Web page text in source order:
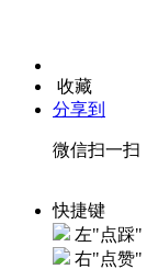
收藏
分享到
微信扫一扫
快捷键
左"点踩"
右"点赞"